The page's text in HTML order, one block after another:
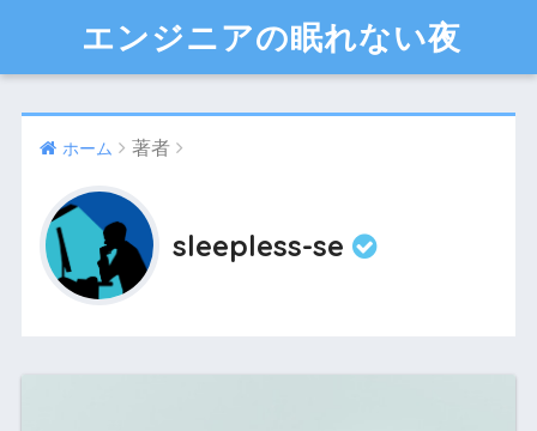
エンジニアの眠れない夜
ホーム 著者
sleepless-se